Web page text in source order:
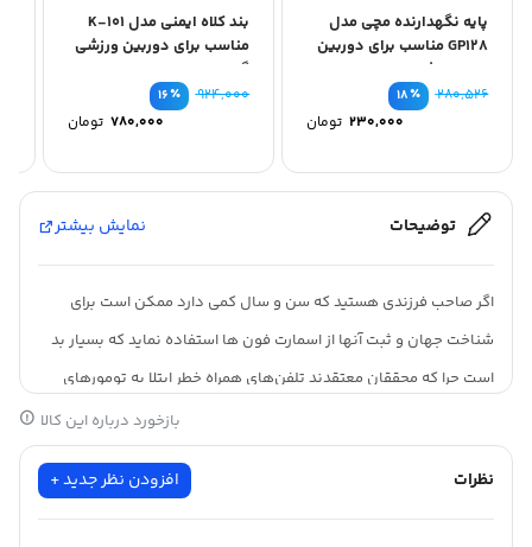
پایه نگهدارنده مچی مدل
GP128 مناسب برای دوربین
های ورزشی
٪۱۸ ۲۸۰,۵۲۶
قیمت
اصلی
بود.
۲۳۰,۰۰۰ تومان
قیمت
فعلی
۲۳۰,۰۰۰ تومان
است.
بند کلاه ایمنی مدل K-101
مناسب برای دوربین ورزشی
گوپرو
٪۱۶ ۹۲۴,۰۰۰
قیمت
اصلی
بود.
۷۸۰,۰۰۰ تومان
قیمت
فعلی
است.
توضیحات نمایش بیشتر
اگر صاحب فرزندی هستید که سن و سال کمی دارد ممکن است برای
شناخت جهان و ثبت آنها از اسمارت فون ها استفاده نماید که بسیار بد
است چرا که محققان معتقدند تلفن‌های همراه خطر ابتلا به تومورهای
مغزی را در کودکان و نوجوانان افزایش می‌دهد ما در این جا سعی کرده
دسته بندی کنیم که متناسب با شرایط سنی و توانایی هایشان است. اگر
بازخورد درباره این کالا
نظرات افزودن نظر جدید +